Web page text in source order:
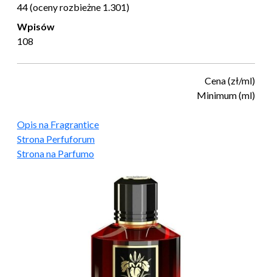
44 (oceny rozbieżne 1.301)
Wpisów
108
Cena (zł/ml)
Minimum (ml)
Opis na Fragrantice
Strona Perfuforum
Strona na Parfumo